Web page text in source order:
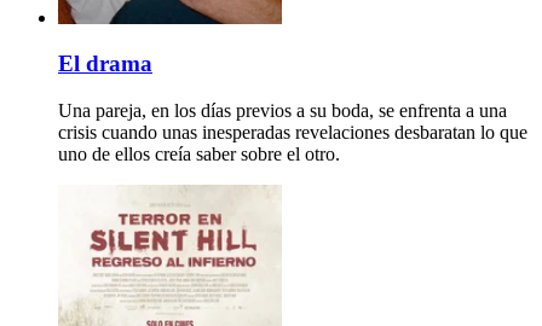
El drama
Una pareja, en los días previos a su boda, se enfrenta a una
crisis cuando unas inesperadas revelaciones desbaratan lo que
uno de ellos creía saber sobre el otro.